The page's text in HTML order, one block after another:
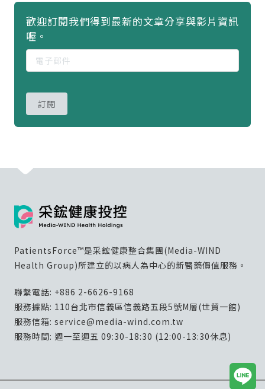
歡迎訂閱我們得到最新的文章分享與影片資訊
喔。
訂閱
PatientsForce™是采鋐健康整合集團(Media-WIND
Health Group)所建立的以病人為中心的新醫藥價值服務。
聯繫電話: +886 2-6626-9168
服務據點: 110台北市信義區信義路五段5號M層(世貿一館)
服務信箱: service@media-wind.com.tw
服務時間: 週一至週五 09:30-18:30 (12:00-13:30休息)